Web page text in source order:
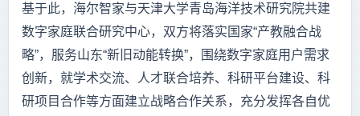
基于此，海尔智家与天津大学青岛海洋技术研究院共建
数字家庭联合研究中心，双方将落实国家“产教融合战
略”，服务山东“新旧动能转换”，围绕数字家庭用户需求
创新，就学术交流、人才联合培养、科研平台建设、科
研项目合作等方面建立战略合作关系，充分发挥各自优